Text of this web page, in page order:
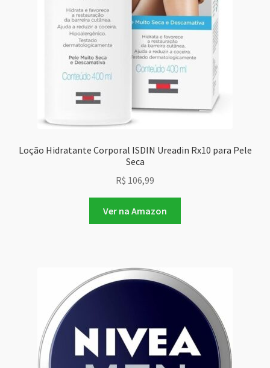
Loção Hidratante Corporal ISDIN Ureadin Rx10 para Pele
Seca
R$ 106,99
Ver na Amazon